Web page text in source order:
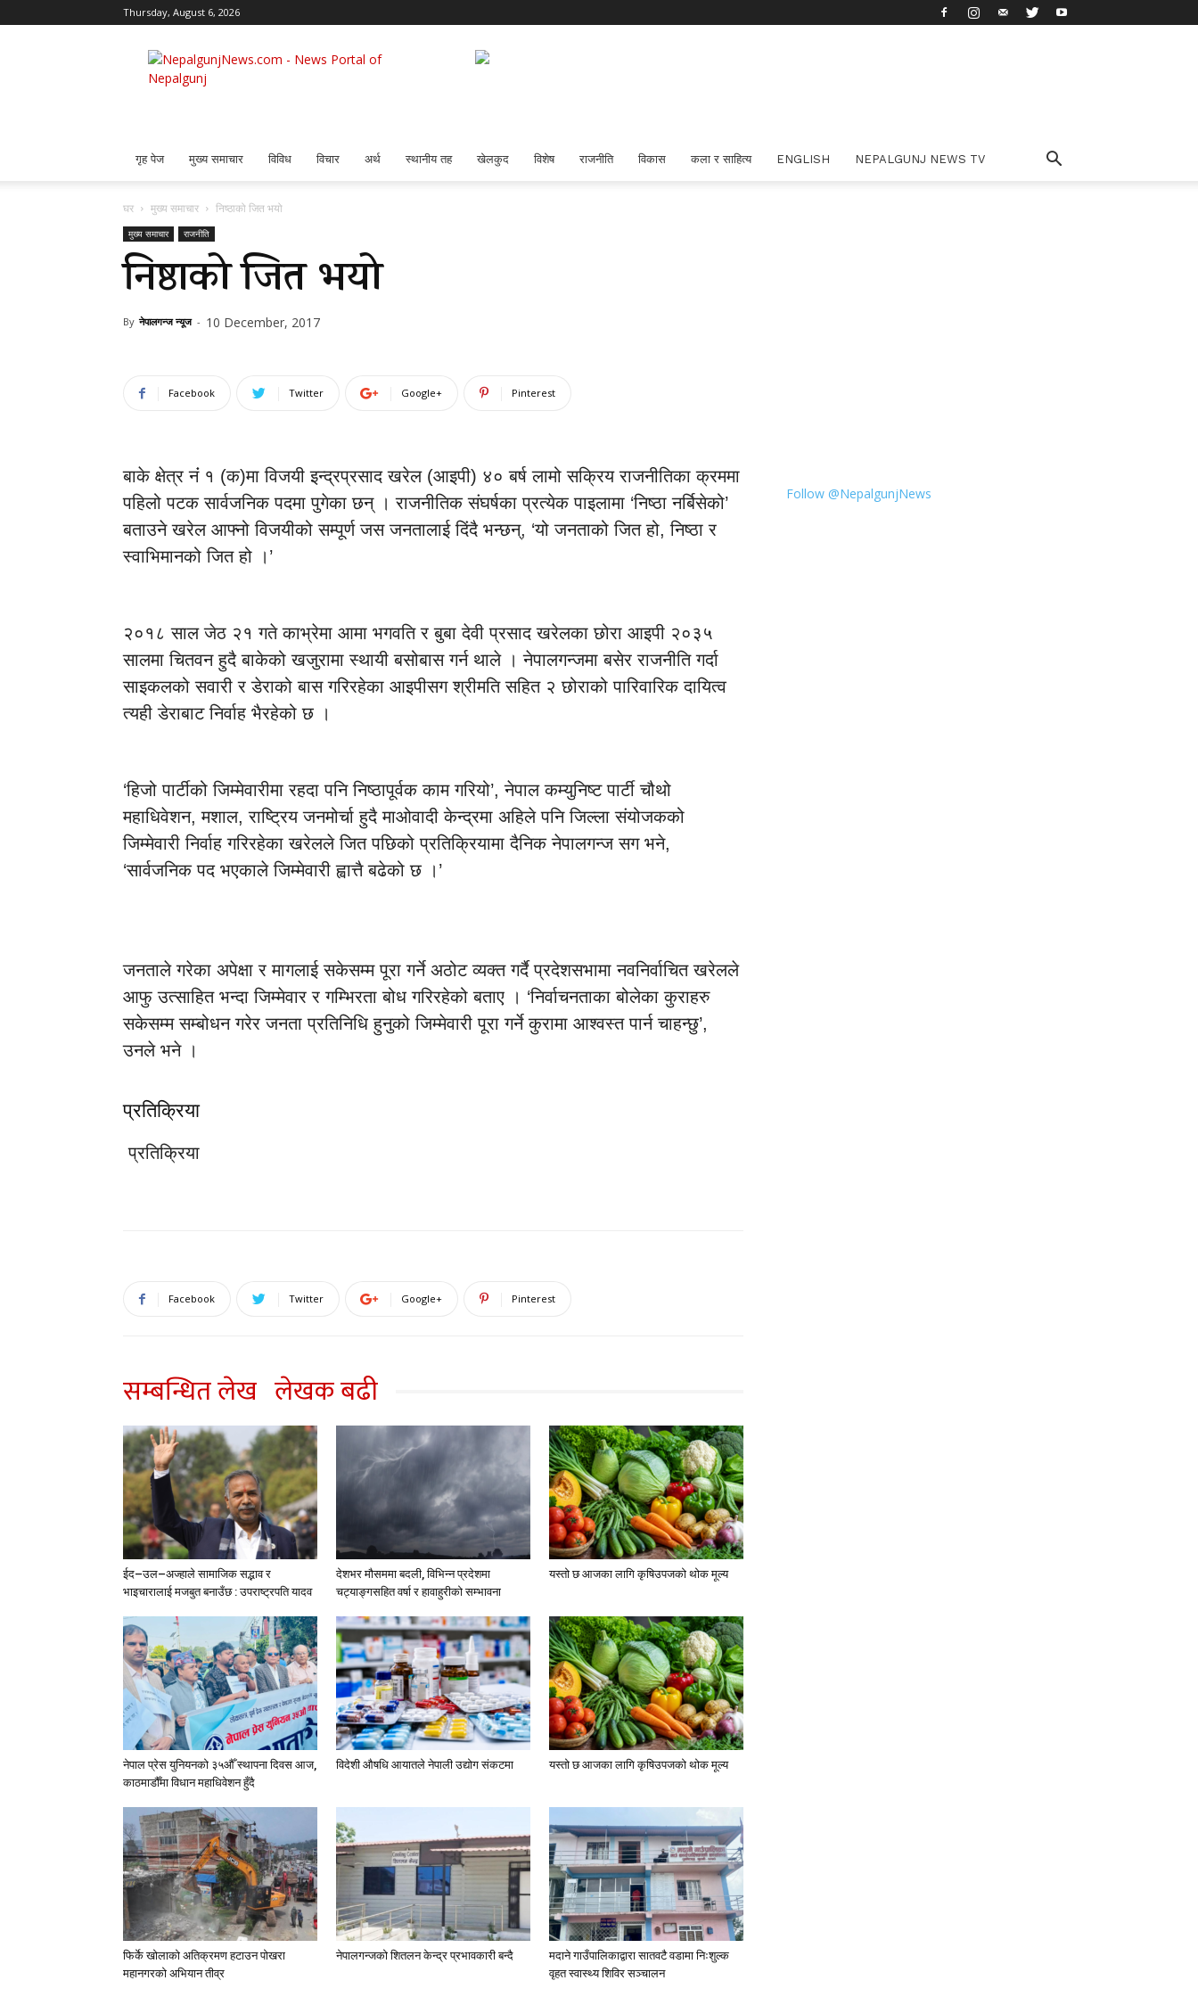
Thursday, August 6, 2026
Nepalgunj
News
गृह पेज मुख्य समाचार विविध विचार अर्थ स्थानीय तह खेलकुद विशेष राजनीति विकास कला र साहित्य ENGLISH NEPALGUNJ NEWS TV
घर मुख्य समाचार निष्ठाको जित भयो
मुख्य समाचार राजनीति
निष्ठाको जित भयो
By नेपालगन्ज न्यूज - 10 December, 2017
Facebook Twitter Google+ Pinterest
बाके क्षेत्र नंं १ (क)मा विजयी इन्द्रप्रसाद खरेल (आइपी) ४० बर्ष लामो सक्रिय राजनीतिका क्रममा
पहिलो पटक सार्वजनिक पदमा पुगेका छन् । राजनीतिक संघर्षका प्रत्येक पाइलामा ‘निष्ठा नर्बिसेको’
बताउने खरेल आफ्नो विजयीको सम्पूर्ण जस जनतालाई दिंदै भन्छन्, ‘यो जनताको जित हो, निष्ठा र
स्वाभिमानको जित हो ।’
२०१८ साल जेठ २१ गते काभ्रेमा आमा भगवति र बुबा देवी प्रसाद खरेलका छोरा आइपी २०३५
सालमा चितवन हुदै बाकेको खजुरामा स्थायी बसोबास गर्न थाले । नेपालगन्जमा बसेर राजनीति गर्दा
साइकलको सवारी र डेराको बास गरिरहेका आइपीसग श्रीमति सहित २ छोराको पारिवारिक दायित्व
त्यही डेराबाट निर्वाह भैरहेको छ ।
‘हिजो पार्टीको जिम्मेवारीमा रहदा पनि निष्ठापूर्वक काम गरियो’, नेपाल कम्युनिष्ट पार्टी चौथो
महाधिवेशन, मशाल, राष्ट्रिय जनमोर्चा हुदै माओवादी केन्द्रमा अहिले पनि जिल्ला संयोजकको
जिम्मेवारी निर्वाह गरिरहेका खरेलले जित पछिको प्रतिक्रियामा दैनिक नेपालगन्ज सग भने,
‘सार्वजनिक पद भएकाले जिम्मेवारी ह्वात्तै बढेको छ ।’
जनताले गरेका अपेक्षा र मागलाई सकेसम्म पूरा गर्ने अठोट व्यक्त गर्दै प्रदेशसभामा नवनिर्वाचित खरेलले
आफु उत्साहित भन्दा जिम्मेवार र गम्भिरता बोध गरिरहेको बताए । ‘निर्वाचनताका बोलेका कुराहरु
सकेसम्म सम्बोधन गरेर जनता प्रतिनिधि हुनुको जिम्मेवारी पूरा गर्ने कुरामा आश्वस्त पार्न चाहन्छु’,
उनले भने ।
प्रतिक्रिया
प्रतिक्रिया
Facebook Twitter Google+ Pinterest
सम्बन्धित लेख लेखक बढी
ईद–उल–अज्हाले सामाजिक सद्भाव र
भाइचारालाई मजबुत बनाउँछ : उपराष्ट्रपति यादव
देशभर मौसममा बदली, विभिन्न प्रदेशमा
चट्याङ्गसहित वर्षा र हावाहुरीको सम्भावना
यस्तो छ आजका लागि कृषिउपजको थोक मूल्य
नेपाल प्रेस युनियनको ३५औँ स्थापना दिवस आज,
काठमाडौँमा विधान महाधिवेशन हुँदै
विदेशी औषधि आयातले नेपाली उद्योग संकटमा यस्तो छ आजका लागि कृषिउपजको थोक मूल्य
फिर्के खोलाको अतिक्रमण हटाउन पोखरा
महानगरको अभियान तीव्र
नेपालगन्जको शितलन केन्द्र प्रभावकारी बन्दै
मदाने गाउँपालिकाद्वारा सातवटै वडामा निःशुल्क
वृहत स्वास्थ्य शिविर सञ्चालन
Follow @NepalgunjNews